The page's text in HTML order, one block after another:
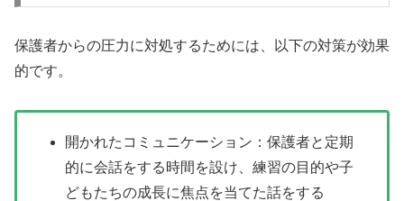
保護者からの圧力に対処するためには、以下の対策が効果
的です。
開かれたコミュニケーション：保護者と定期
的に会話をする時間を設け、練習の目的や子
どもたちの成長に焦点を当てた話をする